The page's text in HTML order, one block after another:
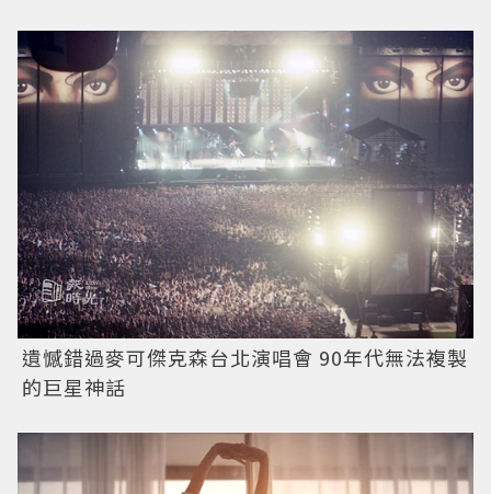
遺憾錯過麥可傑克森台北演唱會 90年代無法複製
的巨星神話